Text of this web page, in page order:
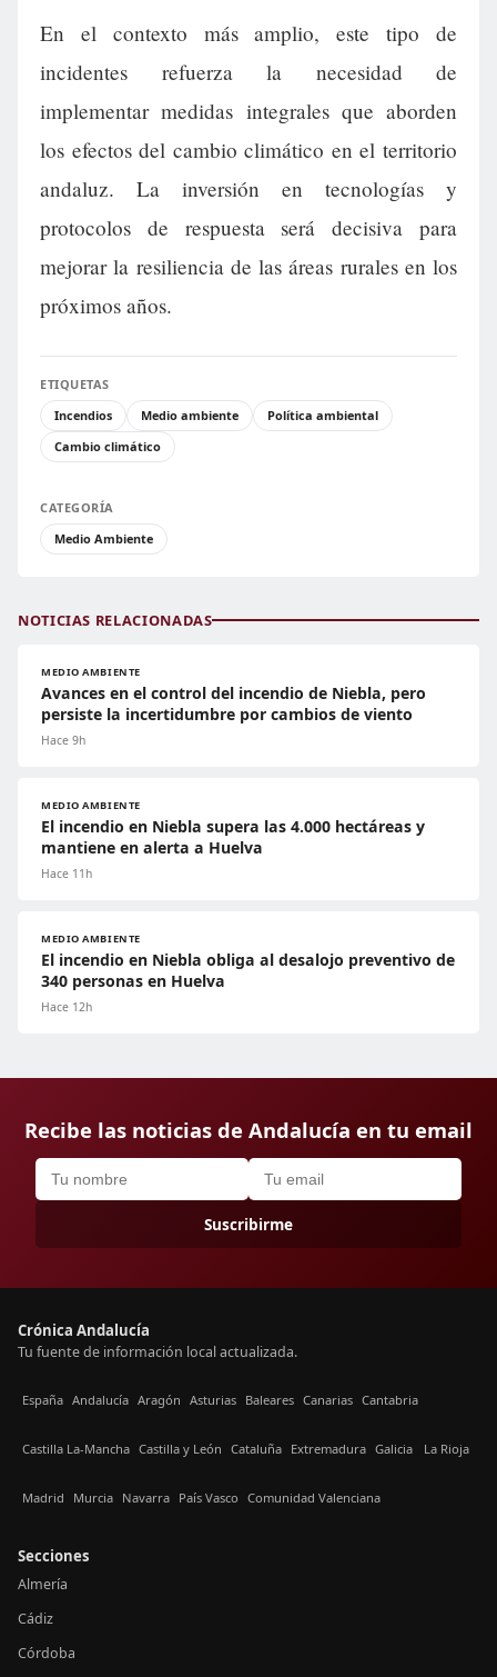
En el contexto más amplio, este tipo de
incidentes refuerza la necesidad de
implementar medidas integrales que aborden
los efectos del cambio climático en el territorio
andaluz. La inversión en tecnologías y
protocolos de respuesta será decisiva para
mejorar la resiliencia de las áreas rurales en los
próximos años.
ETIQUETAS
Incendios
Medio ambiente
Política ambiental
Cambio climático
CATEGORÍA
Medio Ambiente
NOTICIAS RELACIONADAS
MEDIO AMBIENTE
Avances en el control del incendio de Niebla, pero
persiste la incertidumbre por cambios de viento
Hace 9h
MEDIO AMBIENTE
El incendio en Niebla supera las 4.000 hectáreas y
mantiene en alerta a Huelva
Hace 11h
MEDIO AMBIENTE
El incendio en Niebla obliga al desalojo preventivo de
340 personas en Huelva
Hace 12h
Recibe las noticias de Andalucía en tu email
Suscribirme
Crónica Andalucía
Tu fuente de información local actualizada.
España Andalucía Aragón Asturias Baleares Canarias Cantabria
Castilla La-Mancha Castilla y León Cataluña Extremadura Galicia La Rioja
Madrid Murcia Navarra País Vasco Comunidad Valenciana
Secciones
Almería
Cádiz
Córdoba